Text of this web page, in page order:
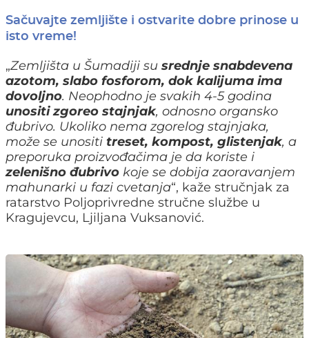
Sačuvajte zemljište i ostvarite dobre prinose u
isto vreme!
„Zemljišta u Šumadiji su srednje snabdevena
azotom, slabo fosforom, dok kalijuma ima
dovoljno. Neophodno je svakih 4-5 godina
unositi zgoreo stajnjak, odnosno organsko
đubrivo. Ukoliko nema zgorelog stajnjaka,
može se unositi treset, kompost, glistenjak, a
preporuka proizvođačima je da koriste i
zelenišno đubrivo koje se dobija zaoravanjem
mahunarki u fazi cvetanja“, kaže stručnjak za
ratarstvo Poljoprivredne stručne službe u
Kragujevcu, Ljiljana Vuksanović.